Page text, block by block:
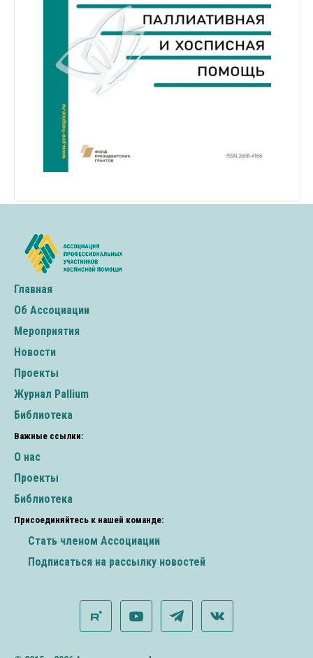
Главная
Об Ассоциации
Мероприятия
Новости
Проекты
Журнал Pallium
Библиотека
Важные ссылки:
О нас
Проекты
Библиотека
Присоединяйтесь к нашей команде:
Стать членом Ассоциации
Подписаться на рассылку новостей